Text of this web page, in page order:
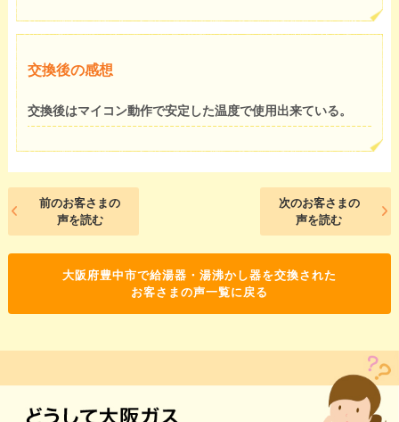
交換後の感想
交換後はマイコン動作で安定した温度で使用出来ている。
前のお客さまの
声を読む
次のお客さまの
声を読む
大阪府豊中市で給湯器・湯沸かし器を交換された
お客さまの声一覧に戻る